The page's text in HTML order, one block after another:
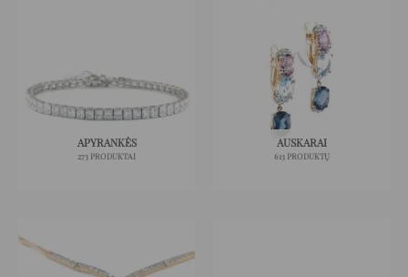
APYRANKĖS
273 PRODUKTAI
AUSKARAI
613 PRODUKTŲ